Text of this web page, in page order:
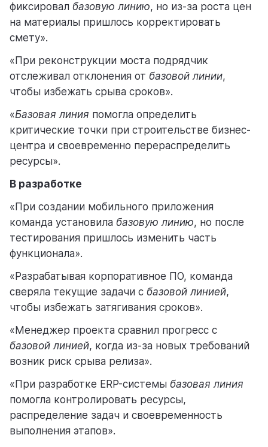
фиксировал базовую линию, но из-за роста цен
на материалы пришлось корректировать
смету».
«При реконструкции моста подрядчик
отслеживал отклонения от базовой линии,
чтобы избежать срыва сроков».
«Базовая линия помогла определить
критические точки при строительстве бизнес-
центра и своевременно перераспределить
ресурсы».
В разработке
«При создании мобильного приложения
команда установила базовую линию, но после
тестирования пришлось изменить часть
функционала».
«Разрабатывая корпоративное ПО, команда
сверяла текущие задачи с базовой линией,
чтобы избежать затягивания сроков».
«Менеджер проекта сравнил прогресс с
базовой линией, когда из-за новых требований
возник риск срыва релиза».
«При разработке ERP-системы базовая линия
помогла контролировать ресурсы,
распределение задач и своевременность
выполнения этапов».